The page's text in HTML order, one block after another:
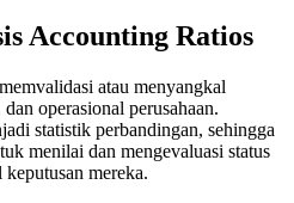
Accounting Ratios
atau menyangkal
operasional perusahaan.
statistik perbandingan, sehingga
menilai dan mengevaluasi status
keputusan mereka.